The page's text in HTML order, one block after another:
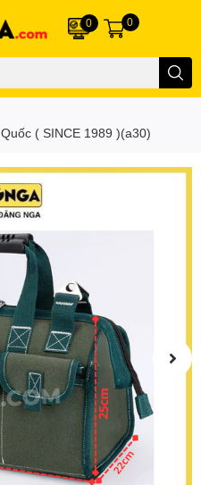
0 0
( SINCE 1989 )(a30)